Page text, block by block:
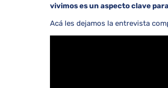
vivimos es un aspecto clave
Acá les dejamos la entrevista